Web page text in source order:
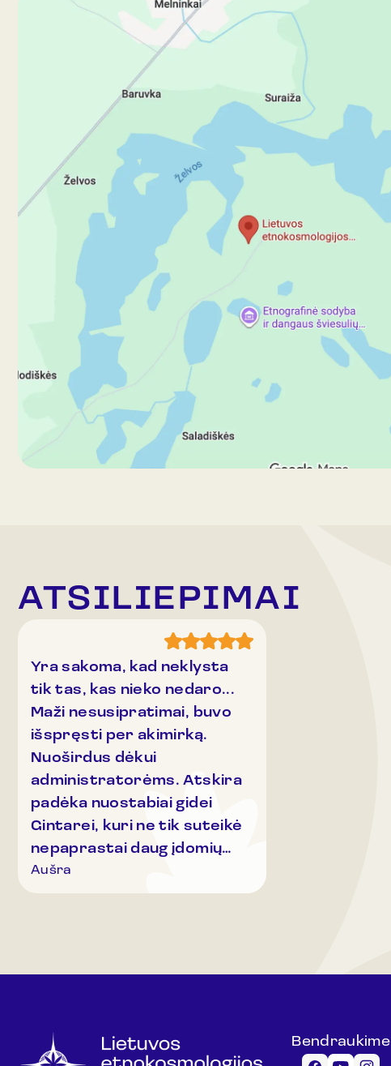
ATSILIEPIMAI
Yra sakoma, kad neklysta
tik tas, kas nieko nedaro...
Maži nesusipratimai, buvo
išspręsti per akimirką.
Nuoširdus dėkui
administratorėms. Atskira
padėka nuostabiai gidei
Gintarei, kuri ne tik suteikė
nepaprastai daug įdomių
žinių, bet ir puikiai tvarkėsi
su ,,drausmingais " vaikais.
Aušra
Bendraukime